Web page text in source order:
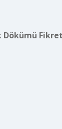
Dökümü